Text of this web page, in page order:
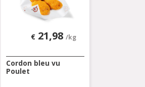
€ 21,98 /kg
Cordon bleu vu
Poulet